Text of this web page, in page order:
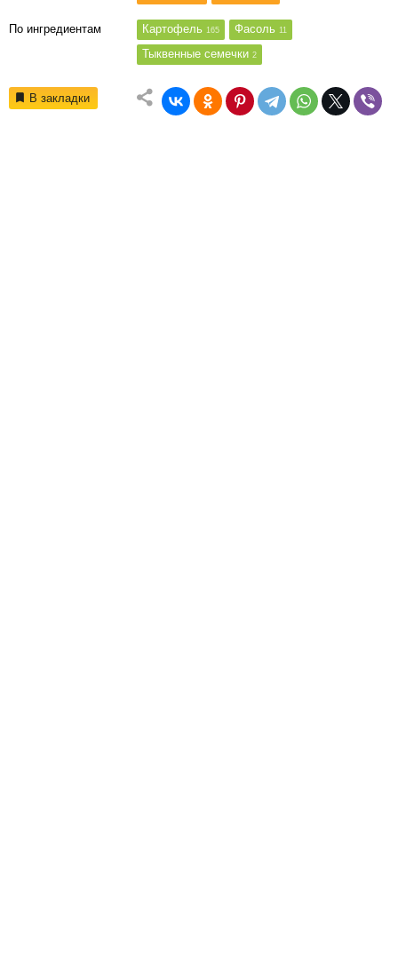
По ингредиентам Картофель 165 Фасоль 11
Тыквенные семечки 2
В закладки